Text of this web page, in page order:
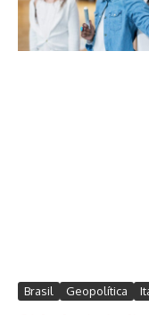
Brasil Geopolítica